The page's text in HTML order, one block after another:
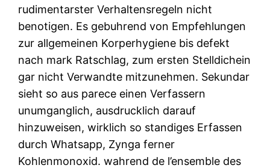
rudimentarster Verhaltensregeln nicht
benotigen. Es gebuhrend von Empfehlungen
zur allgemeinen Korperhygiene bis defekt
nach mark Ratschlag, zum ersten Stelldichein
gar nicht Verwandte mitzunehmen. Sekundar
sieht so aus parece einen Verfassern
unumganglich, ausdrucklich darauf
hinzuweisen, wirklich so standiges Erfassen
durch Whatsapp, Zynga ferner
Kohlenmonoxid. wahrend de l’ensemble des